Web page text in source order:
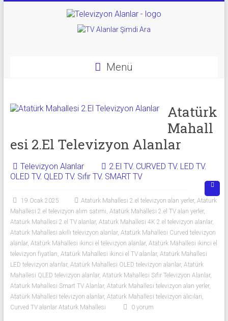
Televizyon
Televizyon
|
TV
Alanlar
İkinci
El
Sıfır
Televizyon
Alanlar ile
iletişim
kurarak
2.
el
Menü
Atatürk
Mahall
esi 2.El Televizyon Alanlar
Televizyon Alanlar 2.El TV, CURVED TV, LED TV,
OLED TV, QLED TV, Sıfır TV, SMART TV
19 Ocak 2025 Atatürk Mahallesi 2.el televizyon alan yerler, Atatürk
Mahallesi 2.el televizyon alım satımı, Atatürk Mahallesi 2.el TV alan yerler,
Atatürk Mahallesi 2.el TV alanlar, Atatürk Mahallesi 4K 2.el televizyon alanlar,
Atatürk Mahallesi akıllı televizyon alanlar, Atatürk Mahallesi Curved televizyon
alanlar, Atatürk Mahallesi ikinci el televizyon alanlar, Atatürk Mahallesi ikinci el
televizyon fiyatları, Atatürk Mahallesi ikinci el TV alanlar, Atatürk Mahallesi
LED televizyon alanlar, Atatürk Mahallesi OLED televizyon alanlar, Atatürk
Mahallesi QLED televizyon alanlar, Atatürk Mahallesi Sıfır Televizyon Alanlar,
Atatürk Mahallesi Smart TV Alanlar, Atatürk Mahallesi televizyon alan yerler,
Atatürk Mahallesi televizyon alanlar, Atatürk Mahallesi televizyon alıcıları,
Curved TV alanlar Atatürk Mahallesi
0 yorum